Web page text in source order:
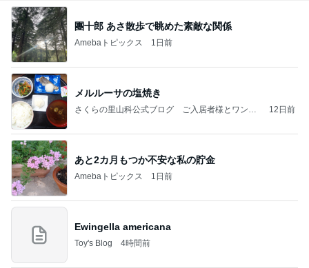
團十郎 あさ散歩で眺めた素敵な関係
Amebaトピックス 1日前
メルルーサの塩焼き
さくらの里山科公式ブログ ご入居者様とワンち
12日前
あと2カ月もつか不安な私の貯金
Amebaトピックス 1日前
Ewingella americana
Toy's Blog 4時間前